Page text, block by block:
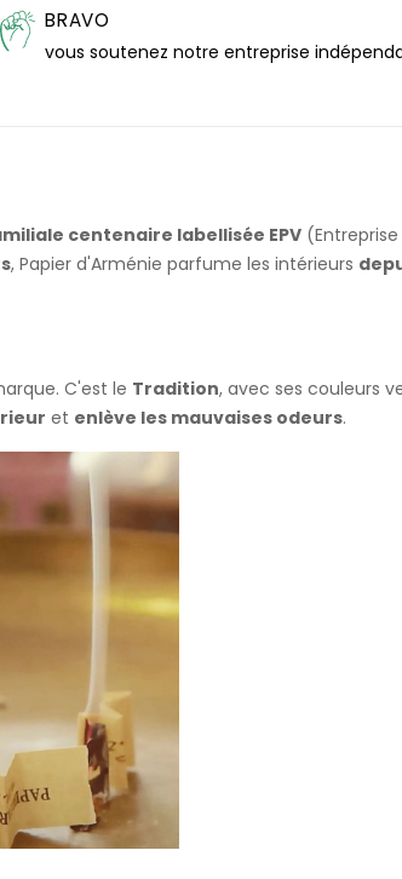
BRAVO
vous soutenez notre entreprise
centenaire labellisée EPV
, Papier d'Arménie parfume les intérieurs
C'est le Tradition, avec ses couleurs
et enlève les mauvaises odeurs.